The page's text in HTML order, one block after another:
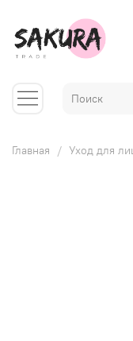
Главная Уход для